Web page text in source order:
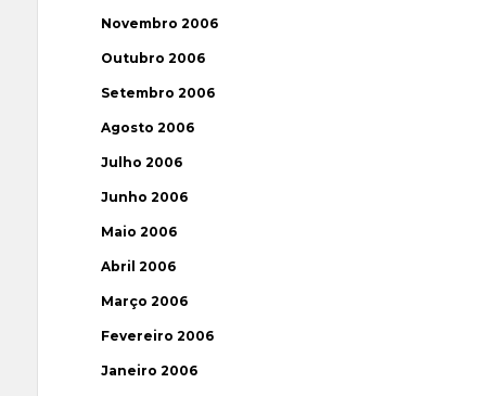
Novembro 2006
Outubro 2006
Setembro 2006
Agosto 2006
Julho 2006
Junho 2006
Maio 2006
Abril 2006
Março 2006
Fevereiro 2006
Janeiro 2006